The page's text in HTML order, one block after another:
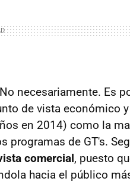
necesariamente. Es
de vista económico
en 2014) como la
programas de GT's.
comercial, puesto
hacia el público